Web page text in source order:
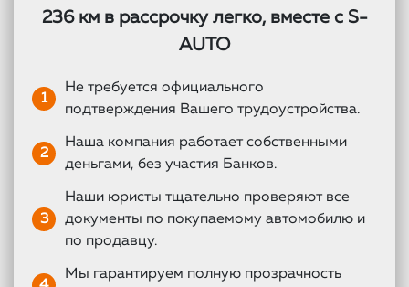
236 км в рассрочку легко, вместе с S-
AUTO
1
Не требуется официального
подтверждения Вашего трудоустройства.
2
Наша компания работает собственными
деньгами, без участия Банков.
3
Наши юристы тщательно проверяют все
документы по покупаемому автомобилю и
по продавцу.
Мы гарантируем полную прозрачность